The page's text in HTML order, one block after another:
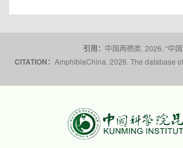
文山棘蛙Nanorana
Nanorana
yunnanensis
引用： 中国两栖类. 2026. “中
CITATION： AmphibiaChina. 2026. The database